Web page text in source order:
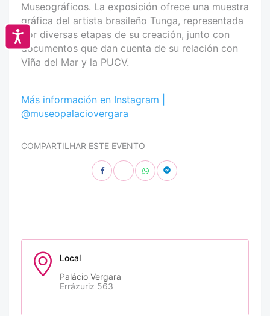
Accesibilidad
Museográficos. La exposición ofrece una muestra
gráfica del artista brasileño Tunga, representada
por diversas etapas de su creación, junto con
documentos que dan cuenta de su relación con
Viña del Mar y la PUCV.
Más información en Instagram |
@museopalaciovergara
COMPARTILHAR ESTE EVENTO
Local
Palácio Vergara
Errázuriz 563